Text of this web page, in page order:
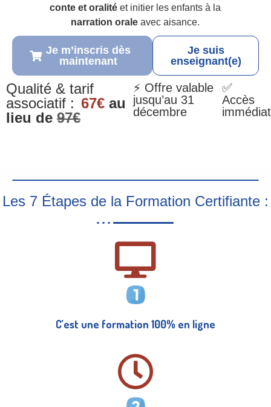
conte et oralité et initier les enfants à la
narration orale avec aisance.
Je m’inscris dès
maintenant
Je suis
enseignant(e)
Qualité & tarif
associatif : 67€ au
lieu de 97€
⚡ Offre valable
jusqu’au 31
décembre
✅
Accès
immédiat
Les 7 Étapes de la Formation Certifiante :
C’est une formation 100% en ligne